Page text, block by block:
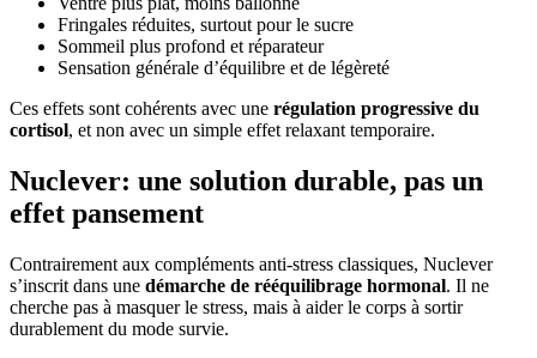
Fringales réduites, surtout pour le sucre
Sommeil plus profond et réparateur
Sensation générale d’équilibre et de légèreté
Ces effets sont cohérents avec une régulation progressive du
cortisol, et non avec un simple effet relaxant temporaire.
Nuclever: une solution durable, pas un
effet pansement
Contrairement aux compléments anti-stress classiques, Nuclever
s’inscrit dans une démarche de rééquilibrage hormonal. Il ne
cherche pas à masquer le stress, mais à aider le corps à sortir
durablement du mode survie.